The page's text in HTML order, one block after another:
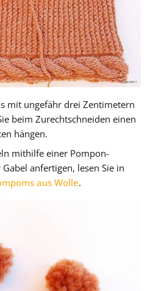
mit ungefähr drei Zentimetern
beim Zurechtschneiden einen
hängen.
mithilfe einer Pompon-
anfertigen, lesen Sie in
aus Wolle.